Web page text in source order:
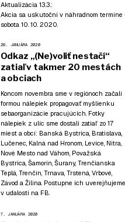
Aktualizácia 13.3.:
Akcia sa uskutoční v náhradnom termíne
sobota 10. 10. 2020.
28. JANUÁRA 2020
Odkaz „(Ne)voliť nestačí“
zatiaľ v takmer 20 mestách
a obciach
Koncom novembra sme v regiónoch začali
formou nálepiek propagovať myšlienku
sebaorganizácie pracujúcich. Fotky
nálepiek z ulíc sme dostali zatiaľ zo 17
miest a obcí: Banská Bystrica, Bratislava,
Lučenec, Kalná nad Hronom, Levice, Nitra,
Nové Mesto nad Váhom, Považská
Bystrica, Šamorín, Šurany, Trenčianska
Teplá, Trenčín, Trnava, Trstená, Vrbové,
Závod a Žilina. Postupne ich uverejňujeme
v udalosti na FB
7. JANUÁRA 2020